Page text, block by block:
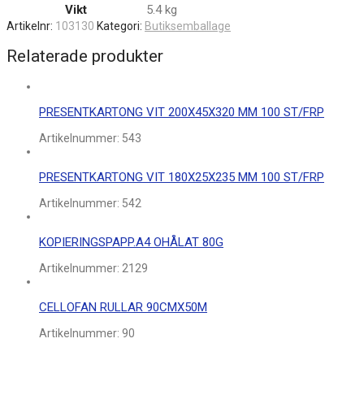
Vikt
5.4 kg
Artikelnr: 103130 Kategori: Butiksemballage
Relaterade produkter
PRESENTKARTONG VIT 200X45X320 MM 100 ST/FRP
Artikelnummer: 543
PRESENTKARTONG VIT 180X25X235 MM 100 ST/FRP
Artikelnummer: 542
KOPIERINGSPAPP.A4 OHÅLAT 80G
Artikelnummer: 2129
CELLOFAN RULLAR 90CMX50M
Artikelnummer: 90